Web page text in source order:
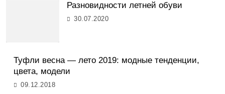
Разновидности летней обуви
30.07.2020
Туфли весна — лето 2019: модные тенденции,
цвета, модели
09.12.2018